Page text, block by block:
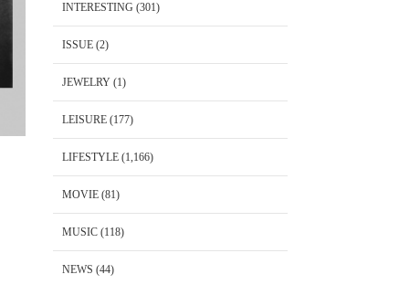
INTERESTING (301)
ISSUE(2)
JEWELRY(1)
LEISURE(177)
LIFESTYLE(1,166)
MOVIE(81)
MUSIC(118)
NEWS (44)